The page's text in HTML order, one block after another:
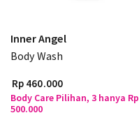
Inner Angel
Body Wash
Rp 460.000
Body Care Pilihan, 3 hanya Rp
500.000